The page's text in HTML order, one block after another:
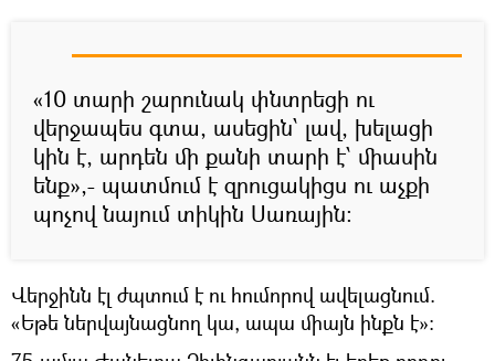
«10 տարի շարունակ փնտրեցի ու
վերջապես գտա, ասեցին՝ լավ, խելացի
կին է, արդեն մի քանի տարի է՝ միասին
ենք»,- պատմում է զրուցակիցս ու աչքի
պոչով նայում տիկին Սառային:
Վերջինն էլ ժպտում է ու հումորով ավելացնում.
«Եթե ներվայնացնող կա, ապա միայն ինքն է»: